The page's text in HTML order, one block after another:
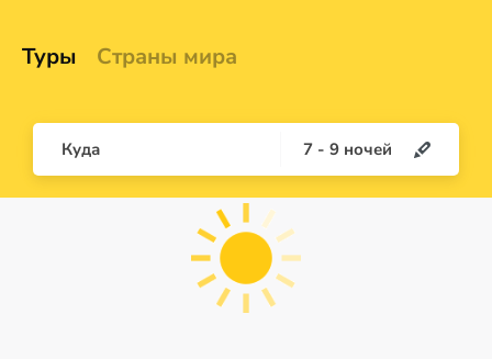
Туры Страны мира
Куда 7 - 9 ночей